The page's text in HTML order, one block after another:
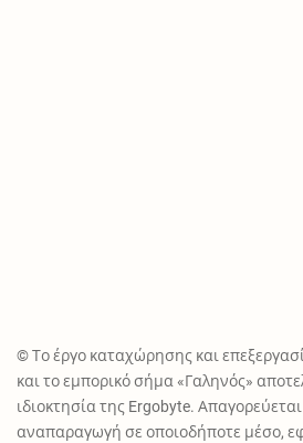
© Το έργο καταχώρησης και
και το εμπορικό σήμα «Γαληνός»
ιδιοκτησία της Ergobyte.
αναπαραγωγή σε οποιοδήποτε μέσο,